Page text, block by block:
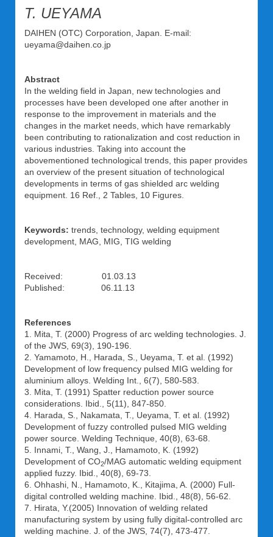
T. UEYAMA
DAIHEN (OTC) Corporation, Japan. E-mail:
ueyama@daihen.co.jp
Abstract
In the welding field in Japan, new technologies and
processes have been developed one after another in
response to the improvement in materials and the
changes in the market needs, which have remarkably
been contributing to rationalization and cost reduction in
various industries. Taking into account the
abovementioned technological trends, this paper provides
an overview of the present situation of technological
developments in terms of gas shielded arc welding
equipment. 16 Ref., 2 Tables, 10 Figures.
Keywords: trends, technology, welding equipment
development, MAG, MIG, TIG welding
Received: 01.03.13
Published: 06.11.13
References
1. Mita, T. (2000) Progress of arc welding technologies. J.
of the JWS, 69(3), 190-196.
2. Yamamoto, H., Harada, S., Ueyama, T. et al. (1992)
Development of low frequency pulsed MIG welding for
aluminium alloys. Welding Int., 6(7), 580-583.
3. Mita, T. (1991) Spatter reduction power source
considerations. Ibid., 5(11), 847-850.
4. Harada, S., Nakamata, T., Ueyama, T. et al. (1992)
Development of fuzzy controlled pulsed MIG welding
power source. Welding Technique, 40(8), 63-68.
5. Innami, T., Wang, J., Hamamoto, K. (1992)
Development of CO2/MAG automatic welding equipment
applied fuzzy. Ibid., 40(8), 69-73.
6. Ohhashi, N., Hamamoto, K., Kitajima, A. (2000) Full-
digital controlled welding machine. Ibid., 48(8), 56-62.
7. Hirata, Y.(2005) Innovation of welding related
manufacturing system by using fully digital-controlled arc
welding machine. J. of the JWS, 74(7), 473-477.